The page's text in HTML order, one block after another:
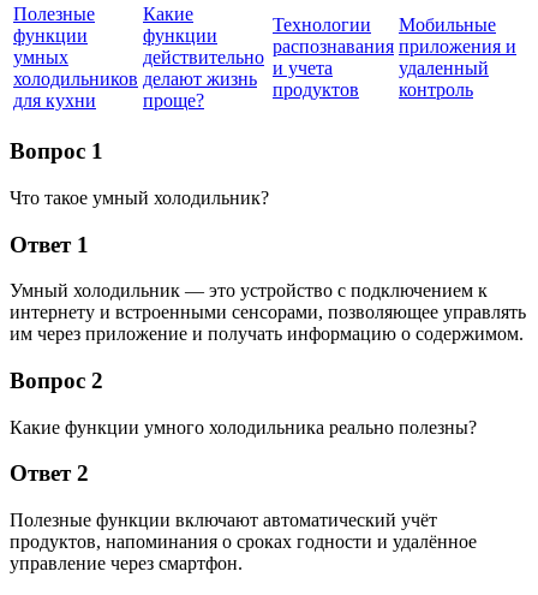
Полезные
функции
умных
холодильников
для кухни
Какие
функции
действительно
делают жизнь
проще?
Технологии
распознавания
и учета
продуктов
Мобильные
приложения и
удаленный
контроль
Вопрос 1
Что такое умный холодильник?
Ответ 1
Умный холодильник — это устройство с подключением к
интернету и встроенными сенсорами, позволяющее управлять
им через приложение и получать информацию о содержимом.
Вопрос 2
Какие функции умного холодильника реально полезны?
Ответ 2
Полезные функции включают автоматический учёт
продуктов, напоминания о сроках годности и удалённое
управление через смартфон.